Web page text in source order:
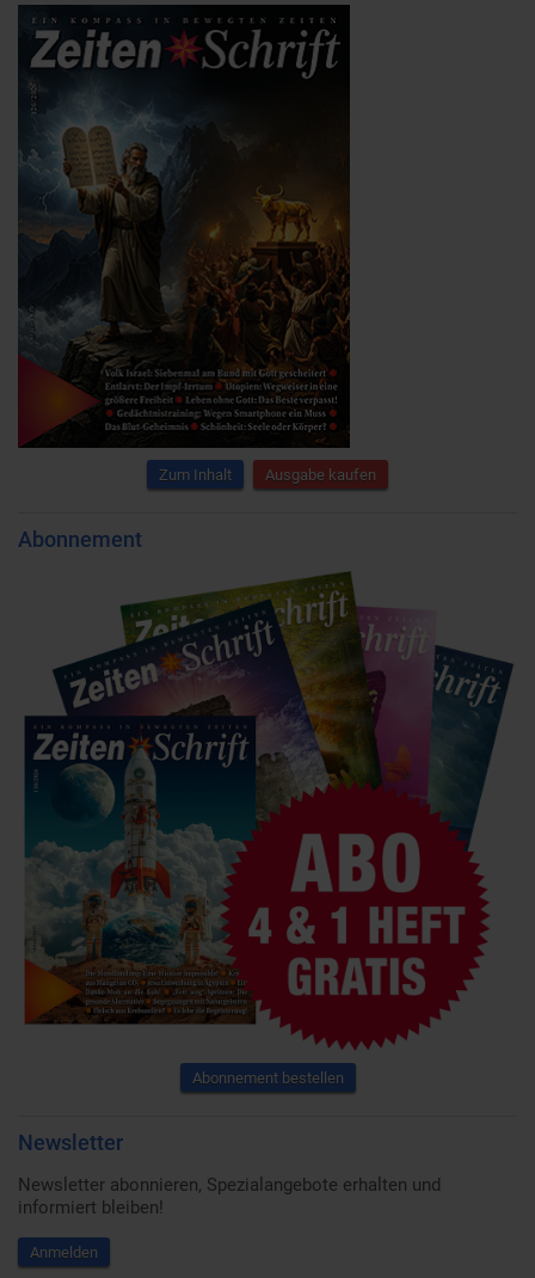
Zum Inhalt Ausgabe kaufen
Abonnement
Abonnement bestellen
Newsletter
Newsletter abonnieren, Spezialangebote erhalten und
informiert bleiben!
Anmelden